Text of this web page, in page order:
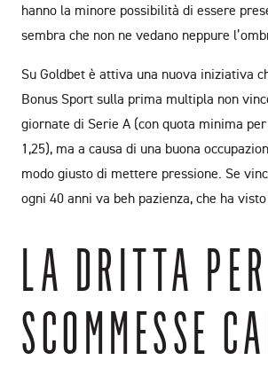
hanno la minore possibilità di essere
sembra che non ne vedano neppure
Su Goldbet è attiva una nuova iniziativa
Bonus Sport sulla prima multipla non
giornate di Serie A (con quota minima
1,25), ma a causa di una buona
modo giusto di mettere pressione. Se
ogni 40 anni va beh pazienza, che ha
LA DRITTA PER
SCOMMESSE